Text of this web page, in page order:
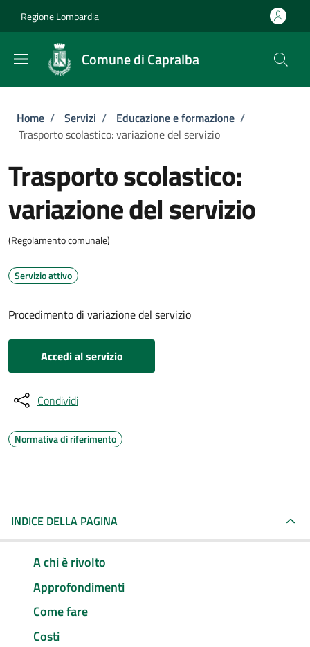
Regione Lombardia
Comune di Capralba
Briciole di pane
Home / Servizi / Educazione e formazione /
Trasporto scolastico: variazione del servizio
Trasporto scolastico:
variazione del servizio
(Regolamento comunale)
Servizio attivo
Procedimento di variazione del servizio
Accedi al servizio
Condividi
Normativa di riferimento
INDICE DELLA PAGINA
A chi è rivolto
Approfondimenti
Come fare
Costi